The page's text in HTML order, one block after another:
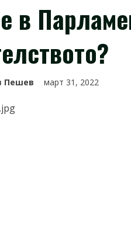
в
Пешев март 31, 2022